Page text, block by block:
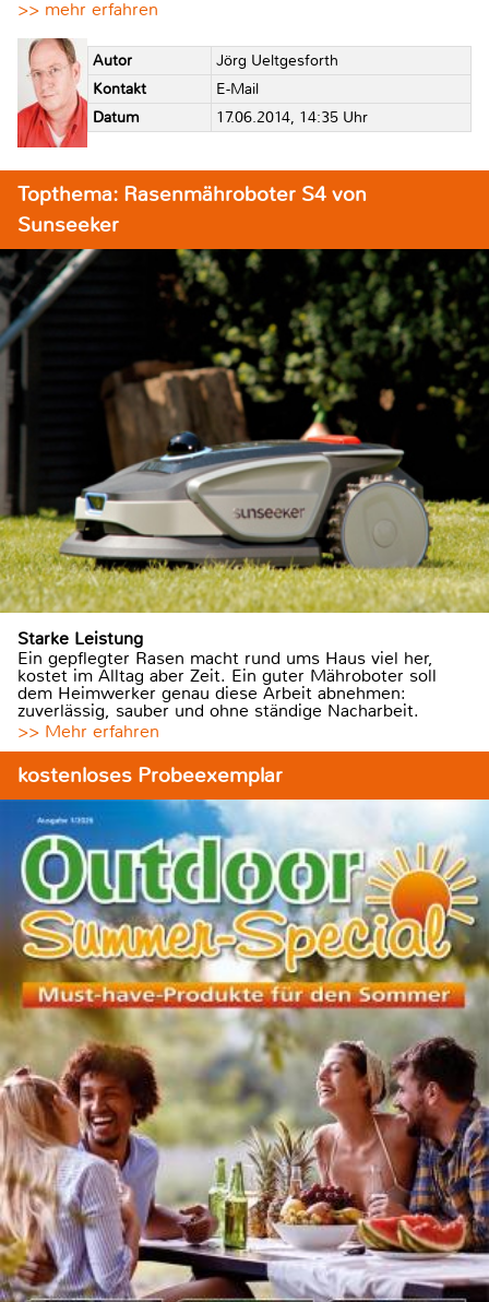
>> mehr erfahren
Autor
Jörg Ueltgesforth
Kontakt
E-Mail
Datum
17.06.2014, 14:35 Uhr
Topthema: Rasenmähroboter S4 von
Sunseeker
Starke Leistung
Ein gepflegter Rasen macht rund ums Haus viel her,
kostet im Alltag aber Zeit. Ein guter Mähroboter soll
dem Heimwerker genau diese Arbeit abnehmen:
zuverlässig, sauber und ohne ständige Nacharbeit.
>> Mehr erfahren
kostenloses Probeexemplar